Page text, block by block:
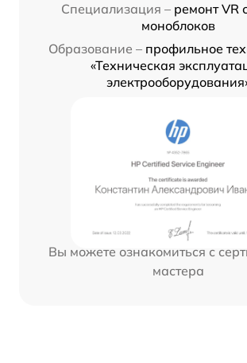
Специализация – ремонт VR
моноблоков
Образование – профильное
«Техническая
Вы можете ознакомиться с
мастера